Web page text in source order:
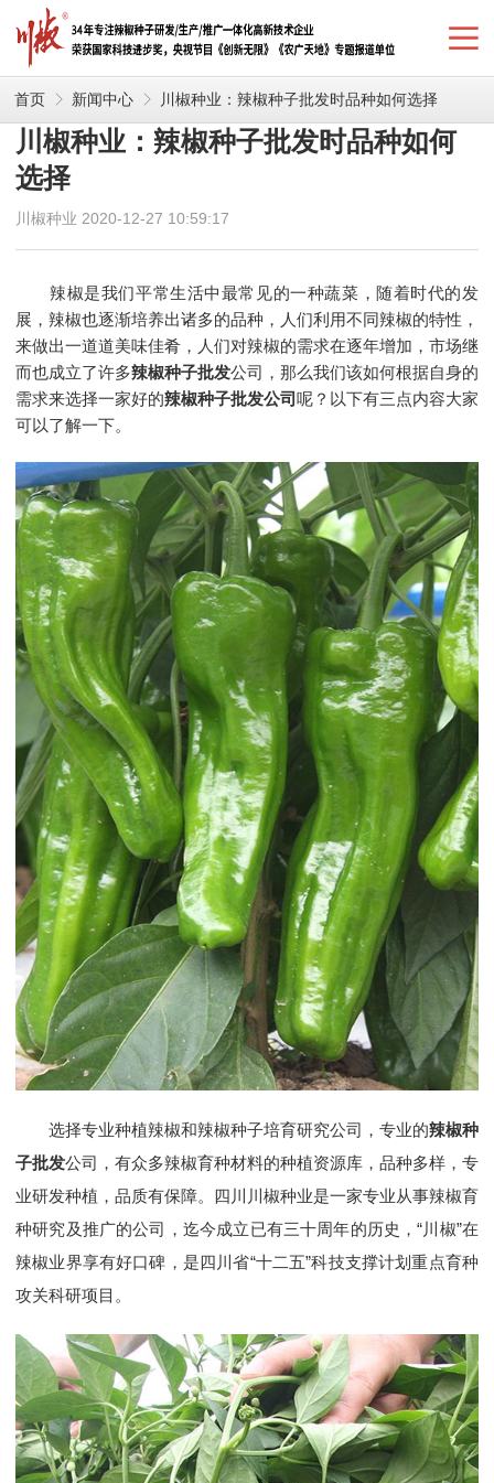
首页 新闻中心 川椒种业：辣椒种子批发时品种如何选择
川椒种业：辣椒种子批发时品种如何
选择
川椒种业 2020-12-27 10:59:17
辣椒是我们平常生活中最常见的一种蔬菜，随着时代的发
展，辣椒也逐渐培养出诸多的品种，人们利用不同辣椒的特性，
来做出一道道美味佳肴，人们对辣椒的需求在逐年增加，市场继
而也成立了许多辣椒种子批发公司，那么我们该如何根据自身的
需求来选择一家好的辣椒种子批发公司呢？以下有三点内容大家
可以了解一下。
选择专业种植辣椒和辣椒种子培育研究公司，专业的辣椒种
子批发公司，有众多辣椒育种材料的种植资源库，品种多样，专
业研发种植，品质有保障。四川川椒种业是一家专业从事辣椒育
种研究及推广的公司，迄今成立已有三十周年的历史，“川椒”在
辣椒业界享有好口碑，是四川省“十二五”科技支撑计划重点育种
攻关科研项目。